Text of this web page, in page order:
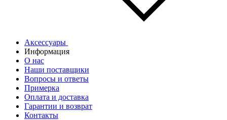
Аксессуары
Информация
О нас
Наши поставщики
Вопросы и ответы
Примерка
Оплата и доставка
Гарантии и возврат
Контакты